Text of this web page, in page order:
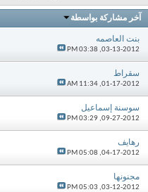
آخر مشاركة بواسطة
بنت العاصمه
03-13-2012,
03:38 PM
سقراط
01-17-2012,
11:34 AM
سوسنة إسماعيل
09-27-2012,
03:29 PM
رهايف
04-17-2012,
05:08 PM
مجنونها
03-12-2012,
05:03 PM